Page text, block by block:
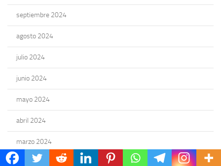
septiembre 2024
agosto 2024
julio 2024
junio 2024
mayo 2024
abril 2024
marzo 2024
febrero 2024